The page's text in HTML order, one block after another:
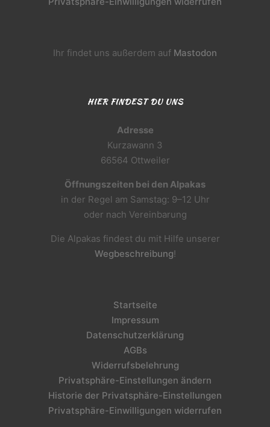
Ihr findet uns außerdem auf Mastodon
HIER FINDEST DU UNS
Adresse
Kurzawann 3
66564 Ottweiler
Öffnungszeiten bei den Alpakas
in der Regel am Samstag: 9–12 Uhr
oder nach Vereinbarung
Die Alpakas findest du mit Hilfe unserer
Wegbeschreibung!
Startseite
Impressum
Datenschutzerklärung
AGBs
Widerrufsbelehrung
Privatsphäre-Einstellungen ändern
Historie der Privatsphäre-Einstellungen
Privatsphäre-Einwilligungen widerrufen